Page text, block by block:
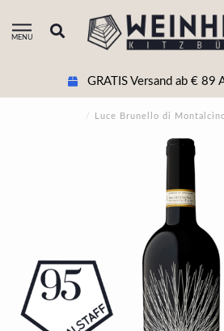
MENU
GRATIS Versand ab € 89
/ Luce Brunello di